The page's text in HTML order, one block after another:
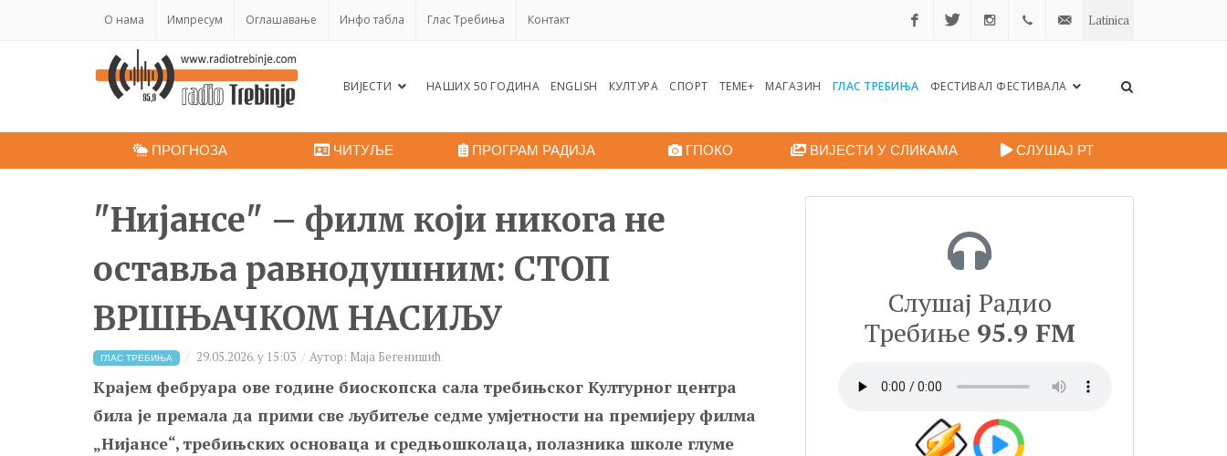
O нама Импресум Оглашавање Инфо табла Глас Требиња Контакт Latinica
ВИЈЕСТИ НАШИХ 50 ГОДИНА ENGLISH КУЛТУРА СПОРТ ТЕМЕ+ МАГАЗИН ГЛАС ТРЕБИЊА ФЕСТИВАЛ ФЕСТИВАЛА
ПРОГНОЗА ЧИТУЉЕ ПРОГРАМ РАДИЈА ГПОКО ВИЈЕСТИ У СЛИКАМА СЛУШАЈ РТ
"Нијансе" – филм који никога не
оставља равнодушним: СТОП
ВРШЊАЧКОМ НАСИЉУ
ГЛАС ТРЕБИЊА 29.05.2026. у 15:03 Аутор: Маја Бегенишић
Крајем фебруара ове године биоскопска сала требињског Културног центра
била је премала да прими све љубитеље седме умјетности на премијеру филма
„Нијансе“, требињских основаца и средњошколаца, полазника школе глуме
Слушај Радио
Требиње 95.9 FM